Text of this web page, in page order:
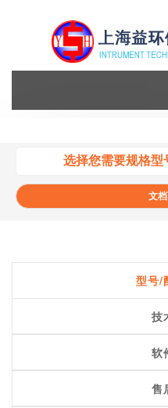
文
型号/
技
软
售